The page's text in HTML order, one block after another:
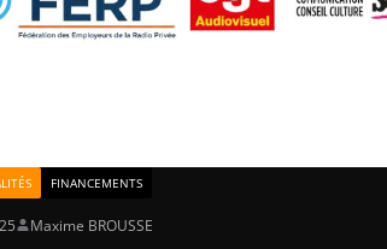
FINANCEMENTS
Maxime BROUSSE